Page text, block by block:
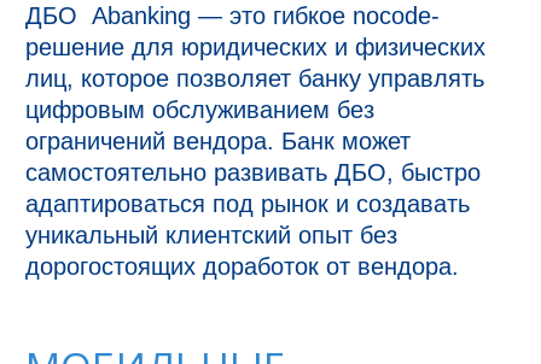
ДБО  Abanking — это гибкое nocode-
решение для юридических и физических
лиц, которое позволяет банку управлять
цифровым обслуживанием без
ограничений вендора. Банк может
самостоятельно развивать ДБО, быстро
адаптироваться под рынок и создавать
уникальный клиентский опыт без
дорогостоящих доработок от вендора.